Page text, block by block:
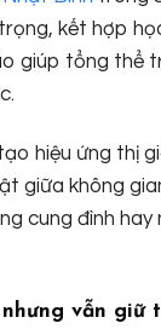
kết hợp
giúp tổng thể
hiệu ứng thị
giữa không
cung đình
nhưng vẫn giữ